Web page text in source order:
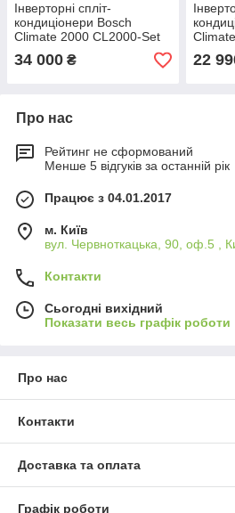
Інверторні спліт-
кондиціонери Bosch
Climate 2000 CL2000-Set
53 WE (від 24 до 50кв.м)
34 000 ₴
35 WE
22
Про нас
Рейтинг не сформований
Менше 5 відгуків за останній рік
Працює з 04.01.2017
м. Київ
вул. Червноткацька, 90, оф.5 ,
Контакти
Сьогодні вихідний
Показати весь графік роботи
Про нас
Контакти
Доставка та оплата
Графік роботи